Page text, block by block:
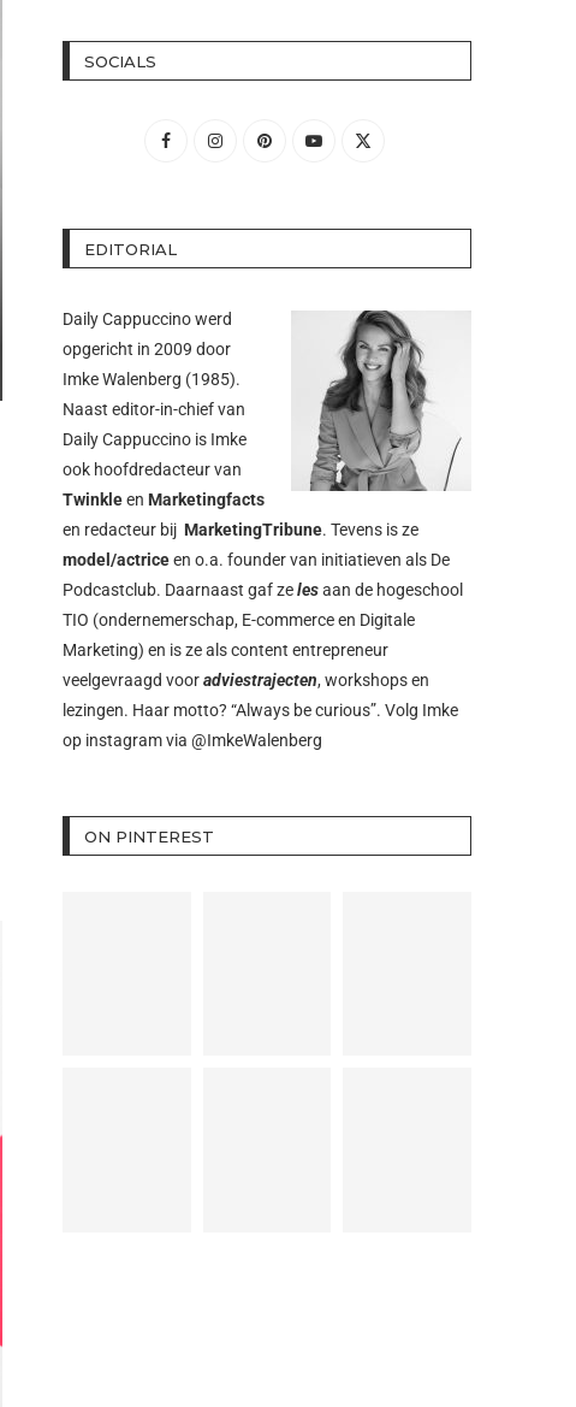
SOCIALS
EDITORIAL
Daily Cappuccino werd
opgericht in 2009 door
Imke Walenberg (1985).
Naast editor-in-chief van
Daily Cappuccino is Imke
ook hoofdredacteur van
Twinkleen Marketingfacts
en redacteur bij MarketingTribune. Tevens is ze
model/actriceen o.a. founder van initiatieven als De
Podcastclub. Daarnaast gaf zelesaan de hogeschool
TIO (ondernemerschap, E-commerce en Digitale
Marketing) en is ze als content entrepreneur
veelgevraagd vooradviestrajecten, workshops en
lezingen. Haar motto? “Always be curious”. Volg Imke
op instagram via @ImkeWalenberg
ON PINTEREST